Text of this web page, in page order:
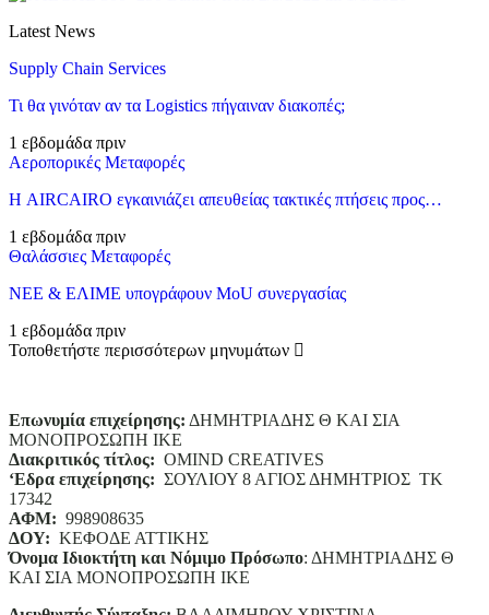
Latest News
Supply Chain Services
Τι θα γινόταν αν τα Logistics πήγαιναν διακοπές;
1 εβδομάδα πριν
Αεροπορικές Μεταφορές
Η AIRCAIRO εγκαινιάζει απευθείας τακτικές πτήσεις προς…
1 εβδομάδα πριν
Θαλάσσιες Μεταφορές
ΝΕΕ & ΕΛΙΜΕ υπογράφουν MoU συνεργασίας
1 εβδομάδα πριν
Τοποθετήστε περισσότερων μηνυμάτων
Επωνυμία επιχείρησης: ΔΗΜΗΤΡΙΑΔΗΣ Θ ΚΑΙ ΣΙΑ
ΜΟΝΟΠΡΟΣΩΠΗ ΙΚΕ
Διακριτικός τίτλος: ΟΜΙΝD CREATIVES
‘Eδρα επιχείρησης: ΣΟΥΛΙΟΥ 8 ΑΓΙΟΣ ΔΗΜΗΤΡΙΟΣ ΤΚ
17342
ΑΦΜ: 998908635
ΔΟΥ: ΚΕΦΟΔΕ ΑΤΤΙΚΗΣ
Όνομα Ιδιοκτήτη και Νόμιμο Πρόσωπο: ΔΗΜΗΤΡΙΑΔΗΣ Θ
ΚΑΙ ΣΙΑ ΜΟΝΟΠΡΟΣΩΠΗ ΙΚΕ